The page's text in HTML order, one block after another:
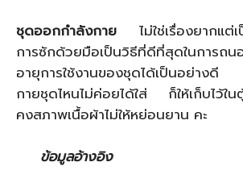
ชุดออกกำลังกาย ไม่ใช่เรื่องยากแต่เ
การซักด้วยมือเป็นวิธีที่ดีที่สุดในการถน
อายุการใช้งานของชุดได้เป็นอย่าง
กายชุดไหนไม่ค่อยได้ใส่ ก็ให้เก็บไว้ใน
คงสภาพเนื้อผ้าไม่ให้หย่อนยาน คะ
ข้อมูลอ้างอิง